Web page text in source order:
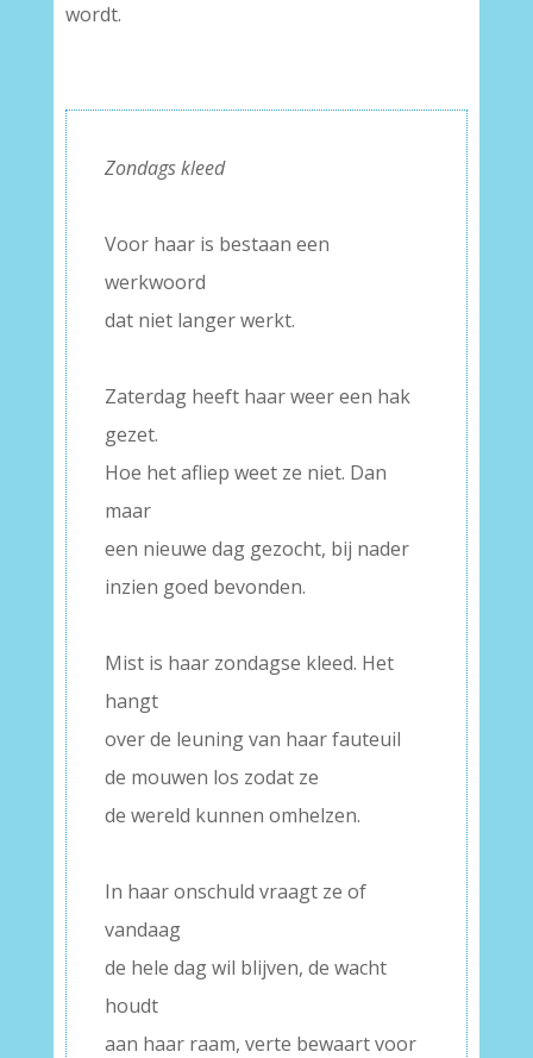
wordt.
Zondags kleed
Voor haar is bestaan een
werkwoord
dat niet langer werkt.
Zaterdag heeft haar weer een hak
gezet.
Hoe het afliep weet ze niet. Dan
maar
een nieuwe dag gezocht, bij nader
inzien goed bevonden.
Mist is haar zondagse kleed. Het
hangt
over de leuning van haar fauteuil
de mouwen los zodat ze
de wereld kunnen omhelzen.
In haar onschuld vraagt ze of
vandaag
de hele dag wil blijven, de wacht
houdt
aan haar raam, verte bewaart voor